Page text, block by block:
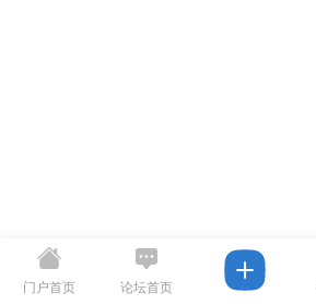
门户首页 论坛首页